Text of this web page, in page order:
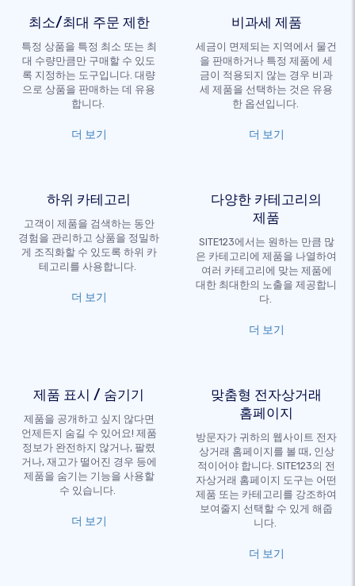
최소/최대 주문 제한
특정 상품을 특정 최소 또는 최
대 수량만큼만 구매할 수 있도
록 지정하는 도구입니다. 대량
으로 상품을 판매하는 데 유용
합니다.
더 보기
비과세 제품
세금이 면제되는 지역에서 물건
을 판매하거나 특정 제품에 세
금이 적용되지 않는 경우 비과
세 제품을 선택하는 것은 유용
한 옵션입니다.
더 보기
하위 카테고리
고객이 제품을 검색하는 동안
경험을 관리하고 상품을 정밀하
게 조직화할 수 있도록 하위 카
테고리를 사용합니다.
더 보기
다양한 카테고리의
제품
SITE123에서는 원하는 만큼 많
은 카테고리에 제품을 나열하여
여러 카테고리에 맞는 제품에
대한 최대한의 노출을 제공합니
다.
더 보기
제품 표시 / 숨기기
제품을 공개하고 싶지 않다면
언제든지 숨길 수 있어요! 제품
정보가 완전하지 않거나, 팔렸
거나, 재고가 떨어진 경우 등에
제품을 숨기는 기능을 사용할
수 있습니다.
더 보기
맞춤형 전자상거래
홈페이지
방문자가 귀하의 웹사이트 전자
상거래 홈페이지를 볼 때, 인상
적이어야 합니다. SITE123의 전
자상거래 홈페이지 도구는 어떤
제품 또는 카테고리를 강조하여
보여줄지 선택할 수 있게 해줍
니다.
더 보기